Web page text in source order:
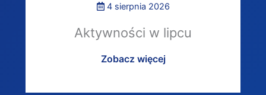
4 sierpnia 2026
Aktywności w lipcu
Zobacz więcej